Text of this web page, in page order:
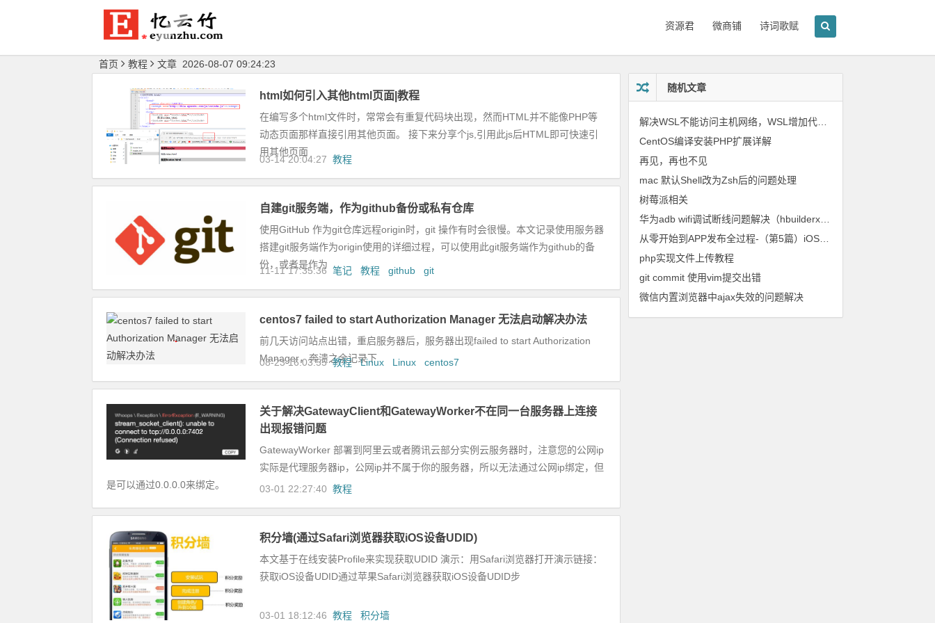
资源君 微商铺 诗词歌赋
首页 教程 文章 2026-08-07 09:24:23
html如何引入其他html页面|教程
在编写多个html文件时，常常会有重复代码块出现，然而HTML并不能像PHP等
动态页面那样直接引用其他页面。 接下来分享个js,引用此js后HTML即可快速引
用其他页面
03-14 20:04:27 教程
自建git服务端，作为github备份或私有仓库
使用GitHub 作为git仓库远程origin时，git 操作有时会很慢。本文记录使用服务器
搭建git服务端作为origin使用的详细过程，可以使用此git服务端作为github的备
份，或者是作为
11-11 17:35:36 笔记 教程 github git
centos7 failed to start Authorization Manager 无法启动解决办法
前几天访问站点出错，重启服务器后，服务器出现failed to start Authorization
Manager，奔溃之余记录下
08-23 16:03:55 教程 Linux Linux centos7
关于解决GatewayClient和GatewayWorker不在同一台服务器上连接
出现报错问题
GatewayWorker 部署到阿里云或者腾讯云部分实例云服务器时，注意您的公网ip
实际是代理服务器ip，公网ip并不属于你的服务器，所以无法通过公网ip绑定，但
是可以通过0.0.0.0来绑定。
03-01 22:27:40 教程
积分墙(通过Safari浏览器获取iOS设备UDID)
本文基于在线安装Profile来实现获取UDID 演示：用Safari浏览器打开演示链接：
获取iOS设备UDID通过苹果Safari浏览器获取iOS设备UDID步
03-01 18:12:46 教程 积分墙
随机文章
CentOS编译安装PHP扩展详解
再见，再也不见
mac 默认Shell改为Zsh后的问题处理
树莓派相关
php实现文件上传教程
git commit 使用vim提交出错
微信内置浏览器中ajax失效的问题解决